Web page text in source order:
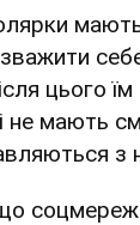
цього
не мають
з